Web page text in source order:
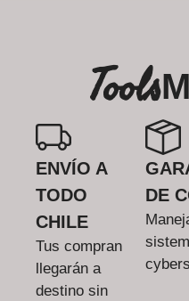
Tools
ENVÍO A
TODO
CHILE
Tus compran
llegarán a
destino sin
DE